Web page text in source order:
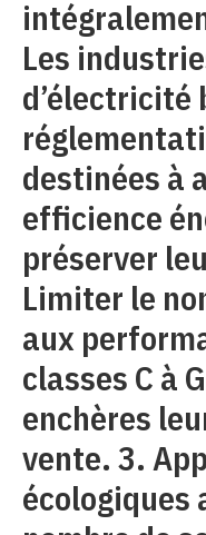
Les
d’électricité
destinées à
efficience
préserver
Limiter le
aux
classes C à
enchères
vente. 3.
écologiques